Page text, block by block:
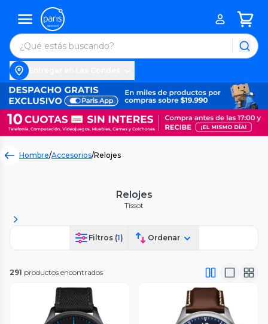
Hombre/Accesorios/Relojes
Relojes
Tissot
Filtros (1) Ordenar
291 productos encontrados